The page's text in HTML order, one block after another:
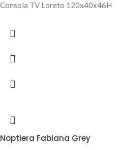
Consola TV Loreto 120x40x46H
Noptiera Fabiana Grey